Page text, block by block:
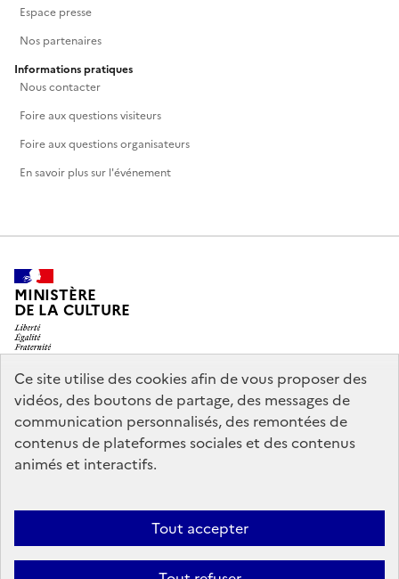
Ce site utilise des cookies afin de vous proposer des
vidéos, des boutons de partage, des messages de
communication personnalisés, des remontées de
contenus de plateformes sociales et des contenus
animés et interactifs.
Tout accepter
Espace presse
Nos partenaires
Informations pratiques
Nous contacter
Foire aux questions visiteurs
Foire aux questions organisateurs
En savoir plus sur l'événement
MINISTÈRE
DE LA CULTURE
legifrance.gouv.fr
info.gouv.fr
service-public.gouv.fr
data.gouv.fr
Mentions légales
conforme
Politique d’utilisation des témoins de connexion